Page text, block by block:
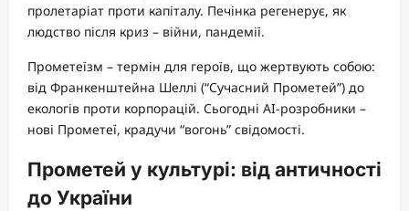
пролетаріат проти капіталу. Печінка регенерує, як
людство після криз – війни, пандемії.
Прометеїзм – термін для героїв, що жертвують собою:
від Франкенштейна Шеллі (“Сучасний Прометей”) до
екологів проти корпорацій. Сьогодні AI-розробники –
нові Прометеї, крадучи “вогонь” свідомості.
Прометей у культурі: від античності
до України